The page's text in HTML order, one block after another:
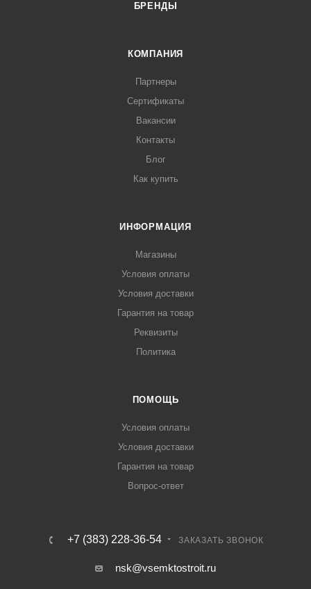
БРЕНДЫ
КОМПАНИЯ
Партнеры
Сертификаты
Вакансии
Контакты
Блог
Как купить
ИНФОРМАЦИЯ
Магазины
Условия оплаты
Условия доставки
Гарантия на товар
Реквизиты
Политика
ПОМОЩЬ
Условия оплаты
Условия доставки
Гарантия на товар
Вопрос-ответ
+7 (383) 228-36-54 ЗАКАЗАТЬ ЗВОНОК
nsk@vsemktostroit.ru